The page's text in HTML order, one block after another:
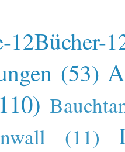
12Bücher-
(53)
(11)